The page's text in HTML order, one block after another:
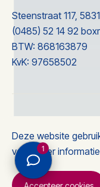
Ervaringen
Contact
Steenstraat 117,
(0485) 52 14 92
BTW: 868163879
KvK: 97658502
Privacyverklaring
Deze website
voor meer
1